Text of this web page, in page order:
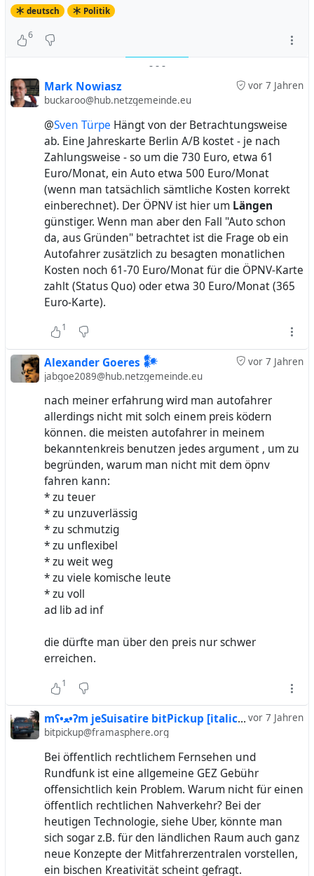
kosten
Der Regierende Bürgermeister Müller will sich bei den
Verkehrstarifen mit dem 365-Euro-Jahresticket Wien zum
Vorbild nehmen. Keine gute Idee. Ein Kommentar.
deutsch Politik
6
- - -
vor 7 Jahren
Mark Nowiasz
buckaroo@hub.netzgemeinde.eu
@Sven Türpe Hängt von der Betrachtungsweise
ab. Eine Jahreskarte Berlin A/B kostet - je nach
Zahlungsweise - so um die 730 Euro, etwa 61
Euro/Monat, ein Auto etwa 500 Euro/Monat
(wenn man tatsächlich sämtliche Kosten korrekt
einberechnet). Der ÖPNV ist hier um Längen
günstiger. Wenn man aber den Fall "Auto schon
da, aus Gründen" betrachtet ist die Frage ob ein
Autofahrer zusätzlich zu besagten monatlichen
Kosten noch 61-70 Euro/Monat für die ÖPNV-Karte
zahlt (Status Quo) oder etwa 30 Euro/Monat (365
Euro-Karte).
1
vor 7 Jahren
Alexander Goeres 𒀯
jabgoe2089@hub.netzgemeinde.eu
nach meiner erfahrung wird man autofahrer
allerdings nicht mit solch einem preis ködern
können. die meisten autofahrer in meinem
bekanntenkreis benutzen jedes argument , um zu
begründen, warum man nicht mit dem öpnv
fahren kann:
* zu teuer
* zu unzuverlässig
* zu schmutzig
* zu unflexibel
* zu weit weg
* zu viele komische leute
* zu voll
ad lib ad inf
die dürfte man über den preis nur schwer
erreichen.
1
vor 7 Jahren mʕ•ﻌ•ʔm jeSuisatire bitPickup [italic~irony] .. ᘛ⁐̤ᕐᐷ
bitpickup@framasphere.org
Bei öffentlich rechtlichem Fernsehen und
Rundfunk ist eine allgemeine GEZ Gebühr
offensichtlich kein Problem. Warum nicht für einen
öffentlich rechtlichen Nahverkehr? Bei der
heutigen Technologie, siehe Uber, könnte man
sich sogar z.B. für den ländlichen Raum auch ganz
neue Konzepte der Mitfahrerzentralen vorstellen,
ein bischen Kreativität scheint gefragt.